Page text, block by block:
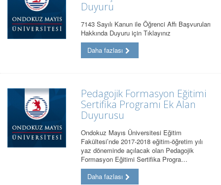
Duyuru
7143 Sayılı Kanun ile Öğrenci Affı Başvuruları
Hakkında Duyuru için Tıklayınız
Daha fazlası
Pedagojik Formasyon Eğitimi
Sertifika Programı Ek Alan
Duyurusu
Ondokuz Mayıs Üniversitesi Eğitim
Fakültesi’nde 2017-2018 eğitim-öğretim yılı
yaz döneminde açılacak olan Pedagojik
Formasyon Eğitimi Sertifika Progra…
Daha fazlası